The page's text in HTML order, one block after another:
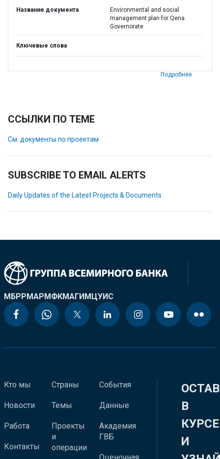
Название документа
Environmental and social
management plan for Qena
Governorate
Ключевые слова
Подробнее
ССЫЛКИ ПО ТЕМЕ
См. документы по проектам
SUBSCRIBE TO EMAIL ALERTS
Daily Updates of the Latest Projects & Documents
МБРРМАРМФКМАГИМЦУИС
Кто мы
Новости
Работа
Контакты
Страны
Темы
Проекты
и
операции
События
Данные
Академия
ГВБ
В
КУРСЕ
И